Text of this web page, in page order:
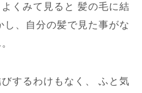
くみて見ると 髪の毛に結
し、自分の髪で見た事がな
するわけもなく、
ふと気